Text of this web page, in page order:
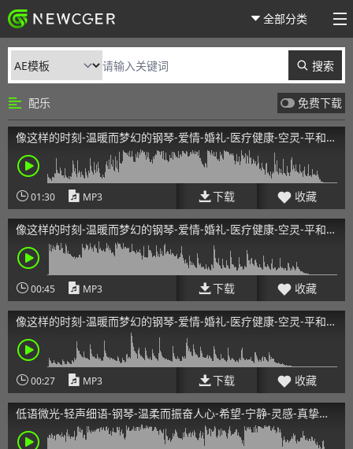
全部分类
搜索
配乐 免费下载
像这样的时刻-温暖而梦幻的钢琴-爱情-婚礼-医疗健康-空灵-平和-
感动cut
01:30 MP3 下载 收藏
像这样的时刻-温暖而梦幻的钢琴-爱情-婚礼-医疗健康-空灵-平和-
感动45s
00:45 MP3 下载 收藏
像这样的时刻-温暖而梦幻的钢琴-爱情-婚礼-医疗健康-空灵-平和-
感动25s
00:27 MP3 下载 收藏
低语微光-轻声细语-钢琴-温柔而振奋人心-希望-宁静-灵感-真挚的
情感